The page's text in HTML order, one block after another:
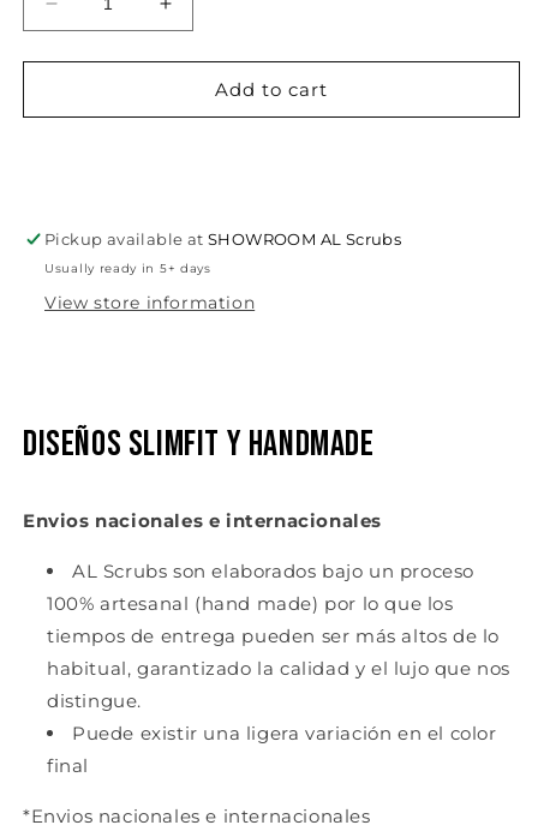
Decrease
quantity
for
Kit
Increase
quantity
for
Scrunchies
Kit
Add to cart
Pickup available atSHOWROOM AL Scrubs
Usually ready in 5+ days
View store information
Diseños slimfit y handmade
Envios nacionales e internacionales
AL Scrubs son elaborados bajo un proceso
100% artesanal (hand made) por lo que los
tiempos de entrega pueden ser más altos de lo
habitual, garantizado la calidad y el lujo que nos
distingue.
Puede existir una ligera variación en el color
final
*Envios nacionales e internacionales